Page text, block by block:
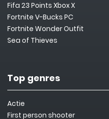
Fifa 23 Points Xbox X
Fortnite V-Bucks PC
Fortnite Wonder Outfit
Sea of Thieves
Top genres
Actie
First person shooter